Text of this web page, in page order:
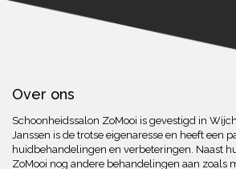
Over ons
Schoonheidssalon ZoMooi is gevestigd in
Janssen is de trotse eigenaresse en heeft een
huidbehandelingen en verbeteringen. Naast
ZoMooi nog andere behandelingen aan zoals